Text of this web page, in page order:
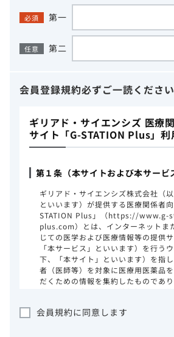
必須 第一
任意 第二
会員登録規約必ずご一読ください
ギリアド・サイエンシズ 医療
サイト「G-STATION Plus」利
第１条（本サイトおよび本サービ
ギリアド・サイエンシズ株式会社（以
といいます）が提供する医療関係者
STATION Plus」（https://www.g-
plus.com）とは、インターネットま
じての医学および医療情報等の提供サ
「本サービス」といいます）を行う
下、「本サイト」といいます）を指
者（医師等）を対象に医療用医薬品
だくための情報を集約したものであ
事項をご熟読いただき、同意された場
会員規約に同意します